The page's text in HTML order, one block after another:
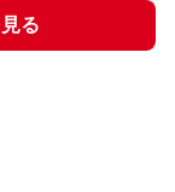
る